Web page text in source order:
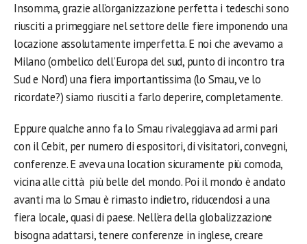
Insomma, grazie all’organizzazione perfetta i tedeschi sono
riusciti a primeggiare nel settore delle fiere imponendo una
locazione assolutamente imperfetta. E noi che avevamo a
Milano (ombelico dell’Europa del sud, punto di incontro tra
Sud e Nord) una fiera importantissima (lo Smau, ve lo
ricordate?) siamo riusciti a farlo deperire, completamente.
Eppure qualche anno fa lo Smau rivaleggiava ad armi pari
con il Cebit, per numero di espositori, di visitatori, convegni,
conferenze. E aveva una location sicuramente più comoda,
vicina alle città più belle del mondo. Poi il mondo è andato
avanti ma lo Smau è rimasto indietro, riducendosi a una
fiera locale, quasi di paese. Nell’era della globalizzazione
bisogna adattarsi, tenere conferenze in inglese, creare